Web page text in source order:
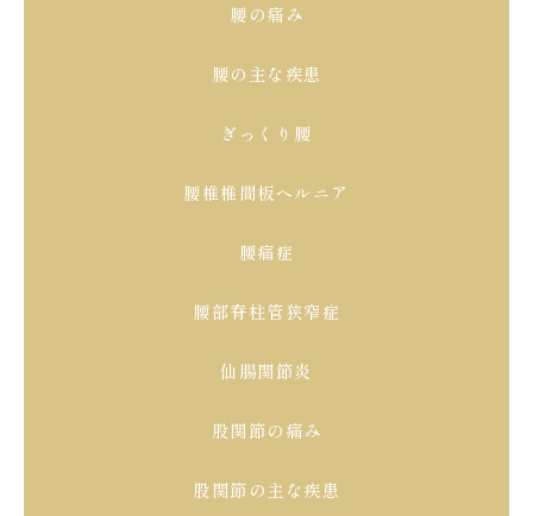
腰の痛み
腰の主な疾患
ぎっくり腰
腰椎椎間板ヘルニア
腰痛症
腰部脊柱管狭窄症
仙腸関節炎
股関節の痛み
股関節の主な疾患